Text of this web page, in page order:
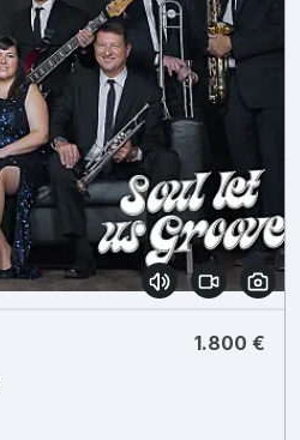
1.800 €